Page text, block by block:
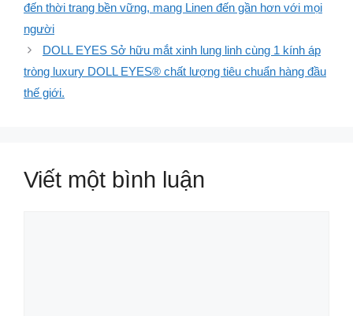
đến thời trang bền vững, mang Linen đến gần hơn với mọi
người
DOLL EYES Sở hữu mắt xinh lung linh cùng 1 kính áp
tròng luxury DOLL EYES® chất lượng tiêu chuẩn hàng đầu
thế giới.
Viết một bình luận